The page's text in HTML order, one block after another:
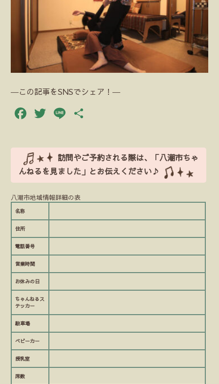
―この記事をSNSでシェア！―
Facebook
Twitter
Line
訪問やご予約される際は、「八潮市ちゃ
んねるを見ました」とお伝えください♪
八潮市地域情報詳細の表
名称
住所
電話番号
営業時間
お休みの日
ちゃんねるス
テッカー
駐車場
ベビーカー
授乳室
席数